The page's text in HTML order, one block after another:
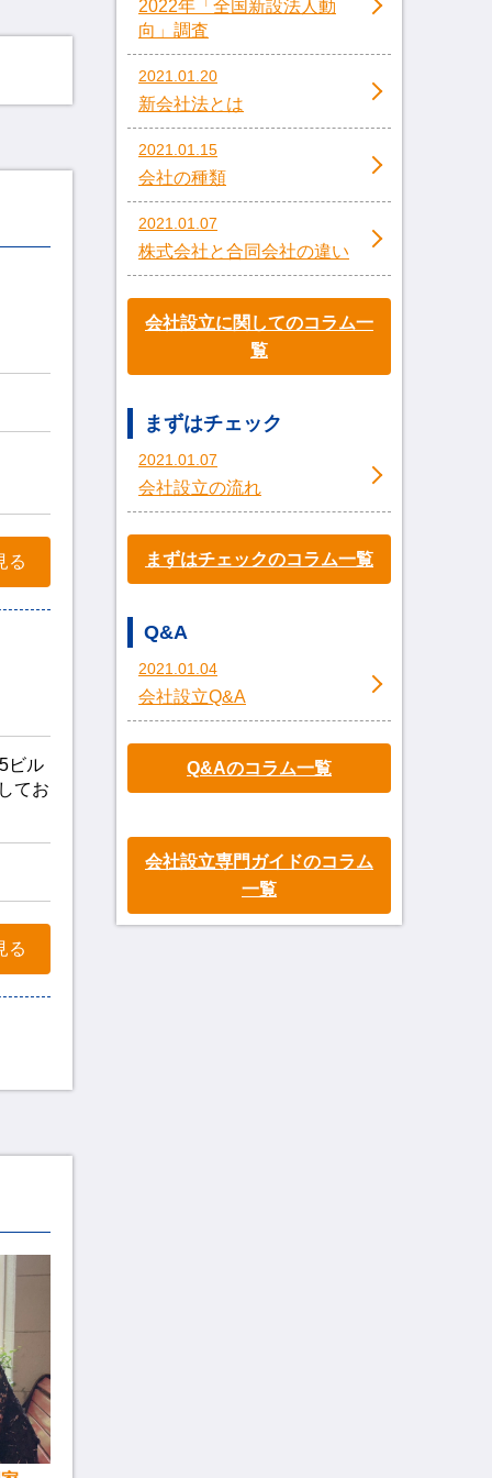
る
ビル
てお
る
2022年「全国新設法人動
向」調査
2021.01.20
新会社法とは
2021.01.15
会社の種類
2021.01.07
株式会社と合同会社の違い
会社設立に関してのコラム一
覧
まずはチェック
2021.01.07
会社設立の流れ
まずはチェックのコラム一覧
Q&A
2021.01.04
会社設立Q&A
Q&Aのコラム一覧
会社設立専門ガイドのコラム
一覧